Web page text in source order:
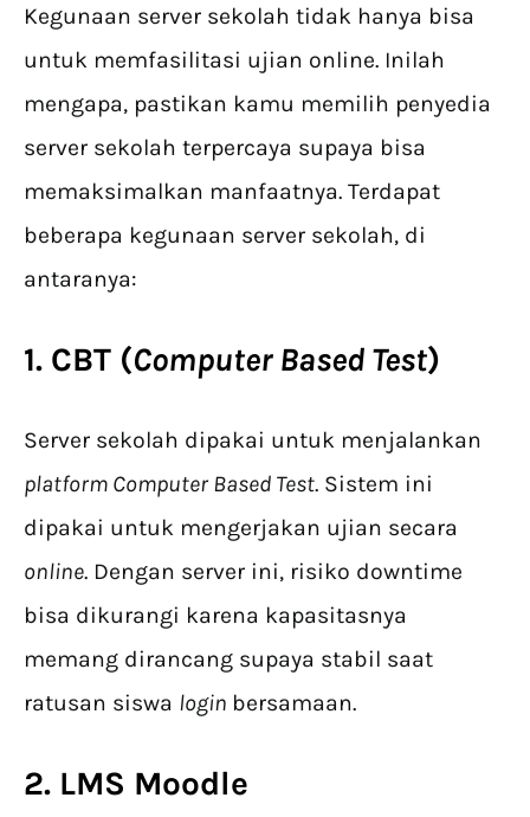
Kegunaan server sekolah tidak hanya bisa
untuk memfasilitasi ujian online. Inilah
mengapa, pastikan kamu memilih penyedia
server sekolah terpercaya supaya bisa
memaksimalkan manfaatnya. Terdapat
beberapa kegunaan server sekolah, di
antaranya:
1. CBT (Computer Based Test)
Server sekolah dipakai untuk menjalankan
platform Computer Based Test. Sistem ini
dipakai untuk mengerjakan ujian secara
online. Dengan server ini, risiko downtime
bisa dikurangi karena kapasitasnya
memang dirancang supaya stabil saat
ratusan siswa login bersamaan.
2. LMS Moodle